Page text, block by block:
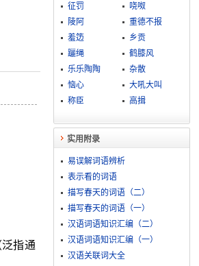
指通
征罚
哓呶
陵阿
重德不报
羞笾
乡贡
躧绳
鹤膝风
乐乐陶陶
杂散
恼心
大吼大叫
称臣
高揖
实用附录
易误解词语辨析
表示看的词语
描写春天的词语（二）
描写春天的词语（一）
汉语词语知识汇编（二）
汉语词语知识汇编（一）
汉语关联词大全